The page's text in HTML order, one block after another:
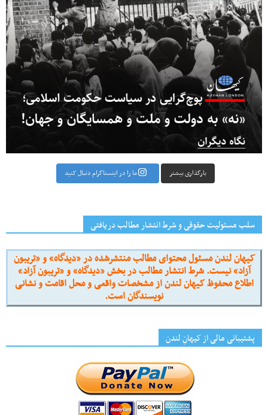
بارگذاری بیشتر ما را در اینستاگرام دنبال کنید
سلب مسئولیت حقوقی و شرط انتشار مطالب دریافتی
کیهان لندن مسئول محتوای مطالب منتشرشده در «دیدگاه» و «تریبون
آزاد» نیست. شرط انتشار مطالب در بخش «دیدگاه» و «تریبون آزاد»
اطلاع محفوظ کیهان لندن از مشخصات واقعی و محل اقامت و نشانی
نویسندگان است.
پشتیبانی مالی از کیهانِ لندن